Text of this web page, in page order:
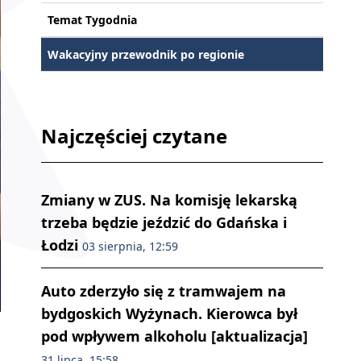
Protest przed Szpitalem Miejskim/fot. Magda Jasińska
Temat Tygodnia
Wakacyjny przewodnik po regionie
Najczęściej czytane
Zmiany w ZUS. Na komisję lekarską
trzeba będzie jeździć do Gdańska i
Łodzi 03 sierpnia, 12:59
Auto zderzyło się z tramwajem na
bydgoskich Wyżynach. Kierowca był
pod wpływem alkoholu [aktualizacja]